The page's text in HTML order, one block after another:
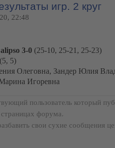
игр. 2 круг
22:48
3-0 (25-10, 25-21, 25-23)
5)
Олеговна, Зандер Юлия
Игоревна
пользователь который
форума.
свои сухие сообщения